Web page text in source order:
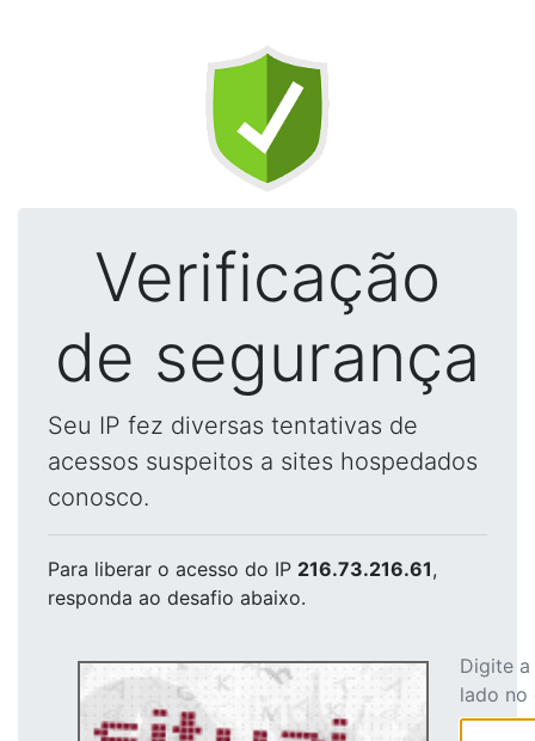
Verificação
de segurança
Seu IP fez diversas tentativas de
acessos suspeitos a sites hospedados
conosco.
Para liberar o acesso do IP 216.73.216.61,
responda ao desafio abaixo.
Digite
lado no